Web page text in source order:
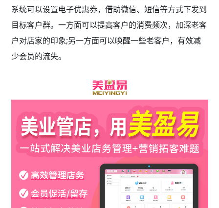
系统可以设置电子优惠券，借助微信、短信等方式下发到
目标客户群。一方面可以提高客户的消费频次，加深老客
户对店家的印象;另一方面可以唤醒一些老客户，有效减
少会员的流失。